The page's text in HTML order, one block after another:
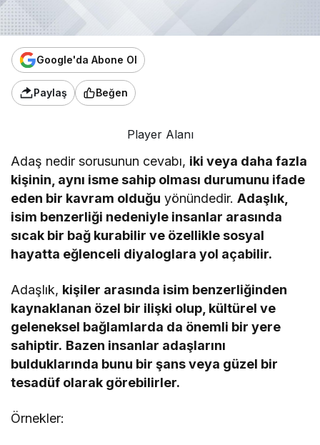
Google'da Abone Ol
Paylaş Beğen
Player Alanı
Adaş nedir sorusunun cevabı, iki veya daha fazla
kişinin, aynı isme sahip olması durumunu ifade
eden bir kavram olduğu yönündedir.Adaşlık,
isim benzerliği nedeniyle insanlar arasında
sıcak bir bağ kurabilir ve özellikle sosyal
hayatta eğlenceli diyaloglara yol açabilir.
Adaşlık, kişiler arasında isim benzerliğinden
kaynaklanan özel bir ilişki olup, kültürel ve
geleneksel bağlamlarda da önemli bir yere
sahiptir. Bazen insanlar adaşlarını
bulduklarında bunu bir şans veya güzel bir
tesadüf olarak görebilirler.
Örnekler: